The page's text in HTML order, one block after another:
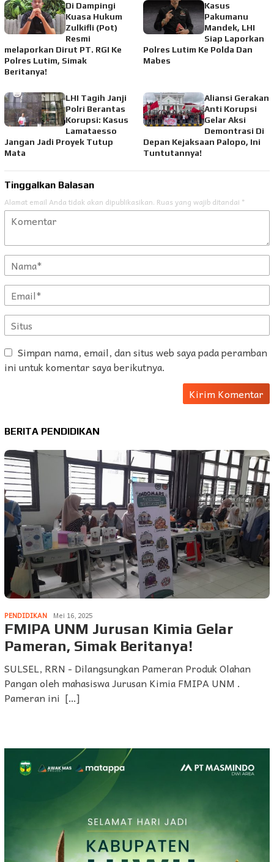
Di Dampingi
Kuasa Hukum
Zulkifli (Pot)
Resmi
melaporkan Dirut PT. RGI Ke
Polres Lutim, Simak
Beritanya!
Kasus
Pakumanu
Mandek, LHI
Siap Laporkan
Polres Lutim Ke Polda Dan
Mabes
LHI Tagih Janji
Polri Berantas
Korupsi: Kasus
Lamataesso
Jangan Jadi Proyek Tutup
Mata
Aliansi Gerakan
Anti Korupsi
Gelar Aksi
Demontrasi Di
Depan Kejaksaan Palopo, Ini
Tuntutannya!
Tinggalkan Balasan
Alamat email Anda tidak akan dipublikasikan. Ruas yang wajib ditandai *
Simpan nama, email, dan situs web saya pada peramban
ini untuk komentar saya berikutnya.
BERITA PENDIDIKAN
PENDIDIKAN Mei 16, 2025
FMIPA UNM Jurusan Kimia Gelar
Pameran, Simak Beritanya!
SULSEL, RRN - Dilangsungkan Pameran Produk Olahan
Pangan oleh mahasiswa Jurusan Kimia FMIPA UNM .
Pameran ini […]